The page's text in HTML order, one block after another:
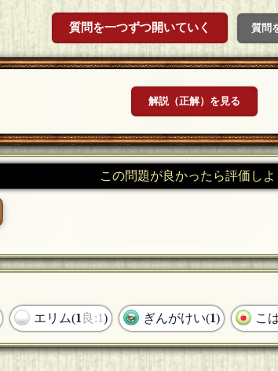
質問を一つずつ開いていく 質問
解説（正解）を見る
この問題が良かったら評価しよ
エリム(1良:1) ぎんがけい(1) こ